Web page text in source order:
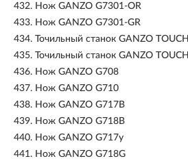
432. Нож GANZO G7301-OR
433. Нож GANZO G7301-GR
434. Точильный станок GANZO
435. Точильный станок GANZO
436. Нож GANZO G708
437. Нож GANZO G710
438. Нож GANZO G717B
439. Нож GANZO G718B
440. Нож GANZO G717y
441. Нож GANZO G718G